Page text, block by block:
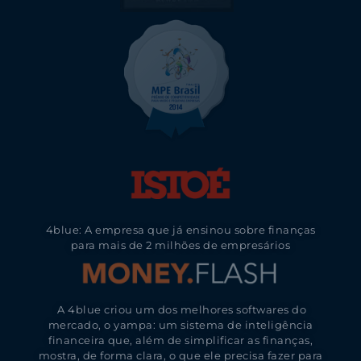
4blue: A empresa que já ensinou sobre finanças
para mais de 2 milhões de empresários
A 4blue criou um dos melhores softwares do
mercado, o yampa: um sistema de inteligência
financeira que, além de simplificar as finanças,
mostra, de forma clara, o que ele precisa fazer para